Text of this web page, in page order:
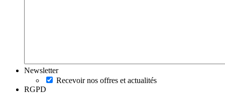
Newsletter
Recevoir nos offres et actualités
RGPD